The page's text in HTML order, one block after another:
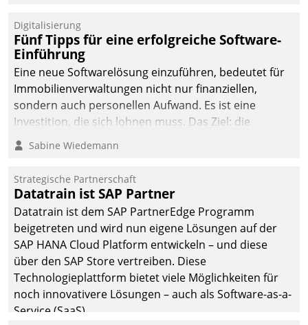
Digitalisierung
Fünf Tipps für eine erfolgreiche Software-
Einführung
Eine neue Softwarelösung einzuführen, bedeutet für
Immobilienverwaltungen nicht nur finanziellen,
sondern auch personellen Aufwand. Es ist eine
Investition, die sich lohnen muss. Das Ziel: die
nachhaltige Optimierung der Geschäftsabläufe. Damit
dieses Ziel erreicht wird, sollten einige Grundregeln
Sabine Wiedemann
Strategische Partnerschaft
Datatrain ist SAP Partner
Datatrain ist dem SAP PartnerEdge Programm
beigetreten und wird nun eigene Lösungen auf der
SAP HANA Cloud Platform entwickeln – und diese
über den SAP Store vertreiben. Diese
Technologieplattform bietet viele Möglichkeiten für
noch innovativere Lösungen – auch als Software-as-a-
Service (SaaS).